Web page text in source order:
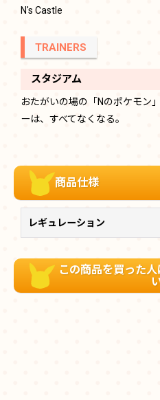
N's Castle
TRAINERS
スタジアム
おたがいの場の「Nのポケモン
ーは、すべてなくなる。
商品仕様
レギュレーション
この商品を買った